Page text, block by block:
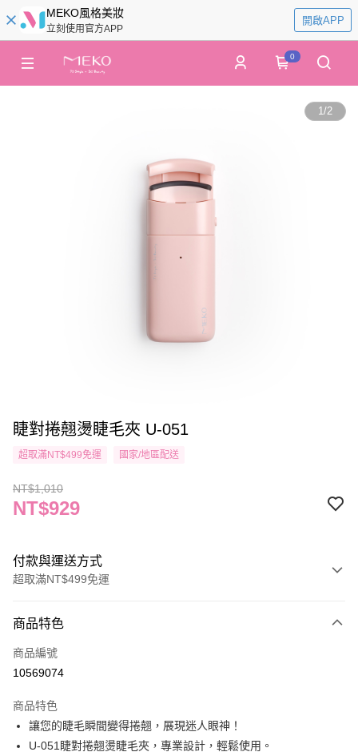
MEKO風格美妝
立刻使用官方APP
開啟APP
0
1/2
睫對捲翹燙睫毛夾 U-051
超取滿NT$499免運 國家/地區配送
NT$1,010
NT$929
付款與運送方式
超取滿NT$499免運
信用卡一次付款
信用卡分期付款
合作金庫商業銀行
華南商業銀行
彰化商業銀行
上海商業儲蓄銀行
台北富邦商業銀行
超商取貨付款
LINE Pay
商品特色
商品編號
10569074
商品特色
讓您的睫毛瞬間變得捲翹，展現迷人眼神！
U-051睫對捲翹燙睫毛夾，專業設計，輕鬆使用。